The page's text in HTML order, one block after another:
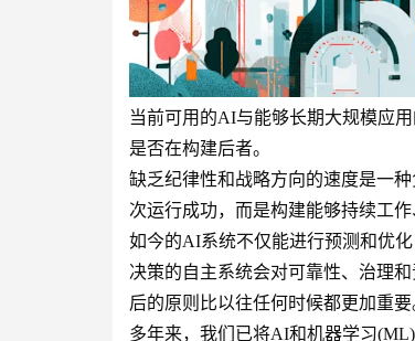
当前可用的AI与能够长期大规模应
是否在构建后者。
缺乏纪律性和战略方向的速度是一
次运行成功，而是构建能够持续工
如今的AI系统不仅能进行预测和优
决策的自主系统会对可靠性、治理
后的原则比以往任何时候都更加重要
多年来，我们已将AI和机器学习